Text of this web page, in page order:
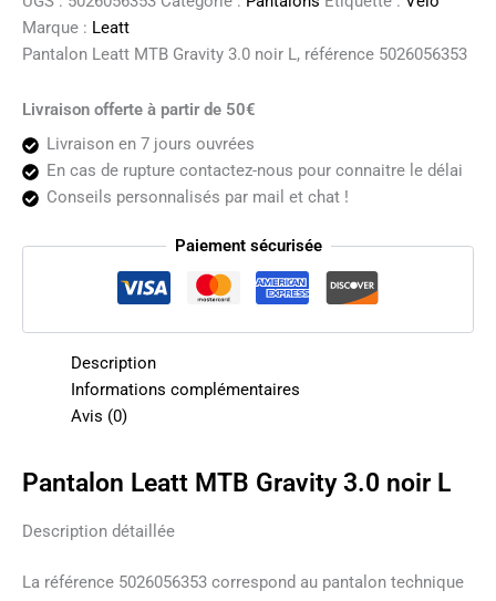
noir
Marque : Leatt
Pantalon Leatt MTB Gravity 3.0 noir L, référence 5026056353
Livraison offerte à partir de 50€
Livraison en 7 jours ouvrées
En cas de rupture contactez-nous pour connaitre le délai
Conseils personnalisés par mail et chat !
Paiement sécurisée
Description
Informations complémentaires
Avis (0)
Pantalon Leatt MTB Gravity 3.0 noir L
Description détaillée
La référence 5026056353 correspond au pantalon technique